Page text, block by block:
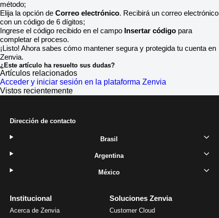
método;
Elija la opción de Correo electrónico. Recibirá un correo electrónico
con un código de 6 dígitos;
Ingrese el código recibido en el campo Insertar código para
completar el proceso.
¡Listo! Ahora sabes cómo mantener segura y protegida tu cuenta en
Zenvia.
¿Este artículo ha resuelto sus dudas?
Artículos relacionados
Acceder y iniciar sesión en la plataforma Zenvia
Vistos recientemente
Institucional
Acerca de Zenvia
Soluciones Zenvia
Customer Cloud
Dirección de contacto
Brasil
Argentina
México